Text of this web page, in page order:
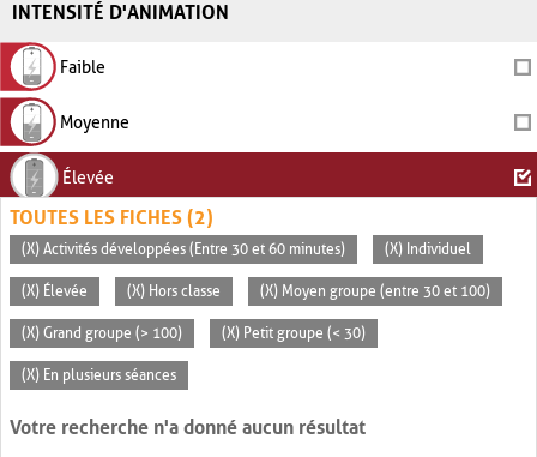
INTENSITÉ D'ANIMATION
Faible
Moyenne
Élevée
TOUTES LES FICHES (2)
(X) Activités développées (Entre 30 et 60 minutes) (X) Individuel
(X) Élevée (X) Hors classe (X) Moyen groupe (entre 30 et 100)
(X) Grand groupe (> 100) (X) Petit groupe (< 30)
(X) En plusieurs séances
Votre recherche n'a donné aucun résultat